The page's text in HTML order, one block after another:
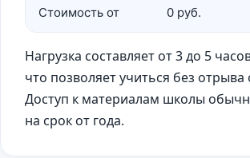
Стоимость от 0 руб.
Нагрузка составляет от 3 до 5
что позволяет учиться без отрыва
Доступ к материалам школы
на срок от года.